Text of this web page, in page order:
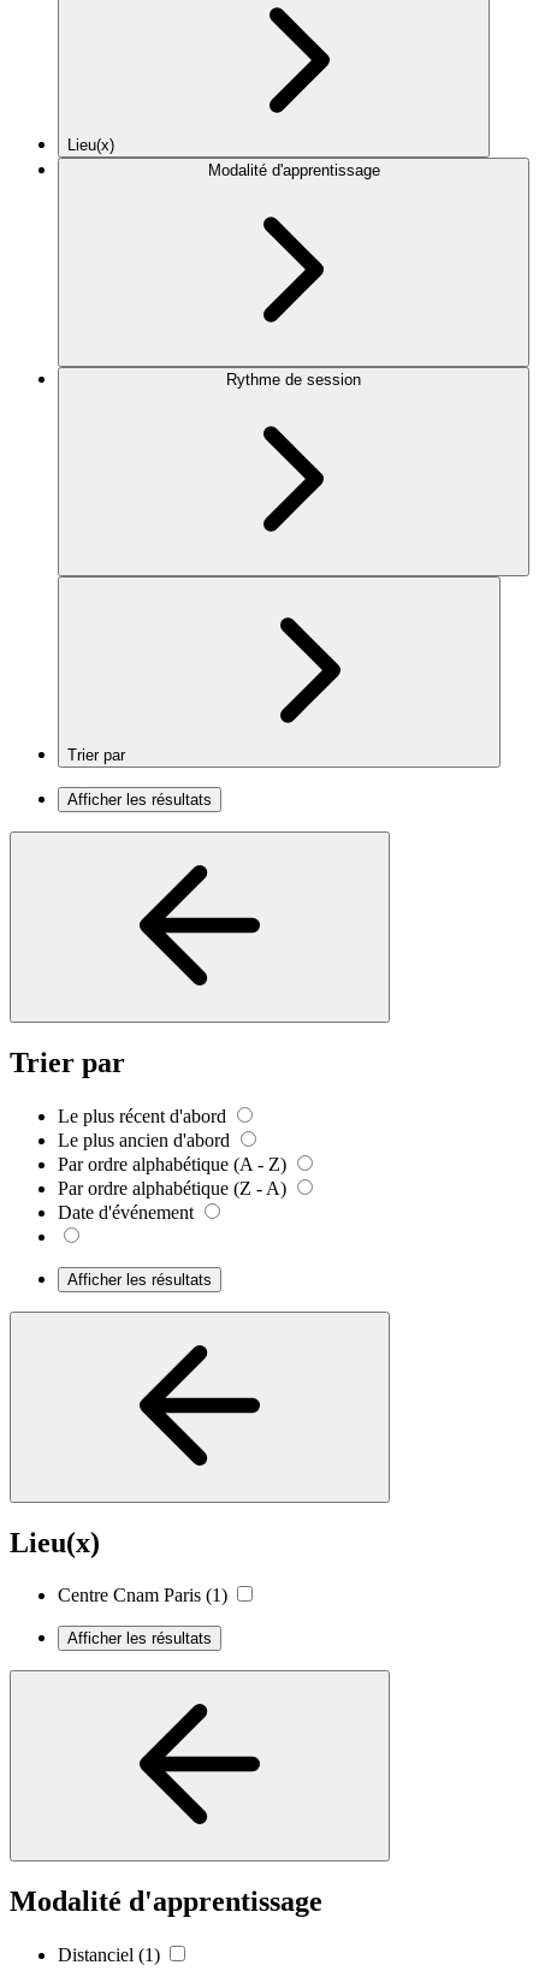
Lieu(x)
Modalité d'apprentissage
Rythme de session
Trier par
Afficher les résultats
Trier par
Le plus récent d'abord
Le plus ancien d'abord
Par ordre alphabétique (A - Z)
Par ordre alphabétique (Z - A)
Date d'événement
Afficher les résultats
Lieu(x)
Centre Cnam Paris (1)
Afficher les résultats
Modalité d'apprentissage
Distanciel (1)